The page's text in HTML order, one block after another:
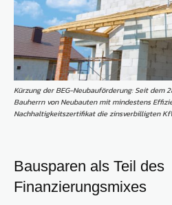
Kürzung der BEG-Neubauförderung: Seit dem
Bauherrn von Neubauten mit mindestens
Nachhaltigkeitszertifikat die zinsverbilligten
Bausparen als Teil des
Finanzierungsmixes